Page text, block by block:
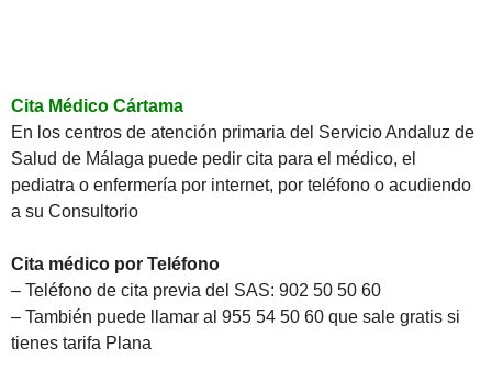
Cita Médico Cártama
En los centros de atención primaria del Servicio Andaluz de
Salud de Málaga puede pedir cita para el médico, el
pediatra o enfermería por internet, por teléfono o acudiendo
a su Consultorio
Cita médico por Teléfono
– Teléfono de cita previa del SAS: 902 50 50 60
– También puede llamar al 955 54 50 60 que sale gratis si
tienes tarifa Plana